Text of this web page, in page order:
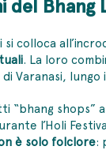
si colloca
. La loro
Varanasi,
“bhang
l’Holi
è solo folclore: